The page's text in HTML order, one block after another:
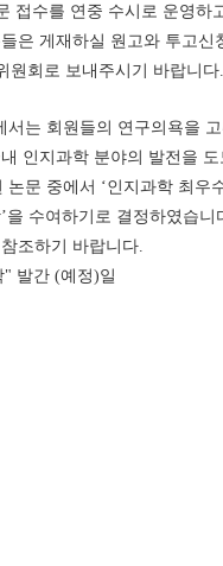
접수를 연중 수시로 운영하
은 게재하실 원고와 투고신
원회로 보내주시기 바랍니다.
서는 회원들의 연구의욕을
인지과학 분야의 발전을 도
논문 중에서 ‘인지과학 최우
을 수여하기로 결정하였습니
조하기 바랍니다.
발간 (예정)일